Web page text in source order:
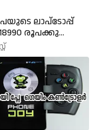
ലാപ്ടോപ്പ്
രൂപക്കു
Freedom Sale
Laptop In 18,900